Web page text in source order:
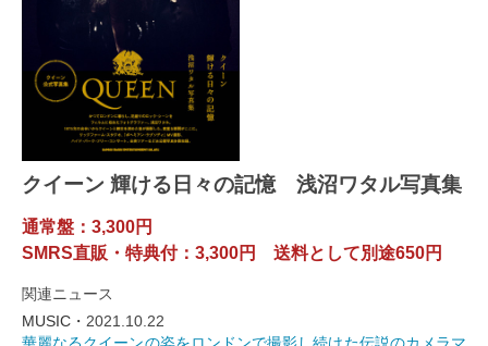
クイーン 輝ける日々の記憶 浅沼ワタル写真集
通常盤：3,300円
SMRS直販・特典付：3,300円 送料として別途650円
関連ニュース
MUSIC・ 2021.10.22